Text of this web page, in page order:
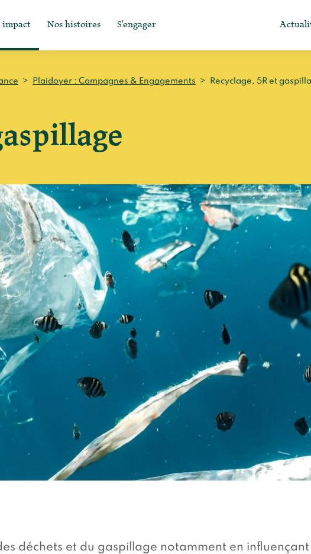
Nos histoires S'engager
> Plaidoyer : Campagnes & Engagements > Recyclage, 5R et
déchets et du gaspillage notamment en influençant